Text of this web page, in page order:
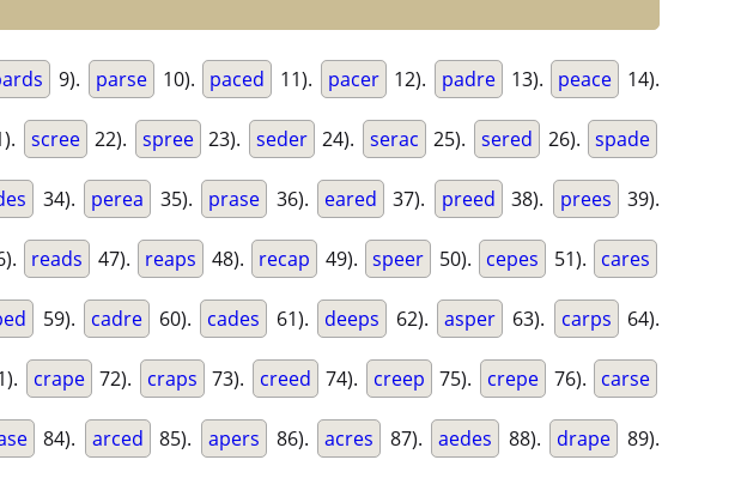
9). parse 10). paced 11). pacer 12). padre 13). peace 14).
scree 22). spree 23). seder 24). serac 25). sered 26). spade
34). perea 35). prase 36). eared 37). preed 38). prees 39).
reads 47). reaps 48). recap 49). speer 50). cepes 51). cares
59). cadre 60). cades 61). deeps 62). asper 63). carps 64).
crape 72). craps 73). creed 74). creep 75). crepe 76). carse
84). arced 85). apers 86). acres 87). aedes 88). drape 89).